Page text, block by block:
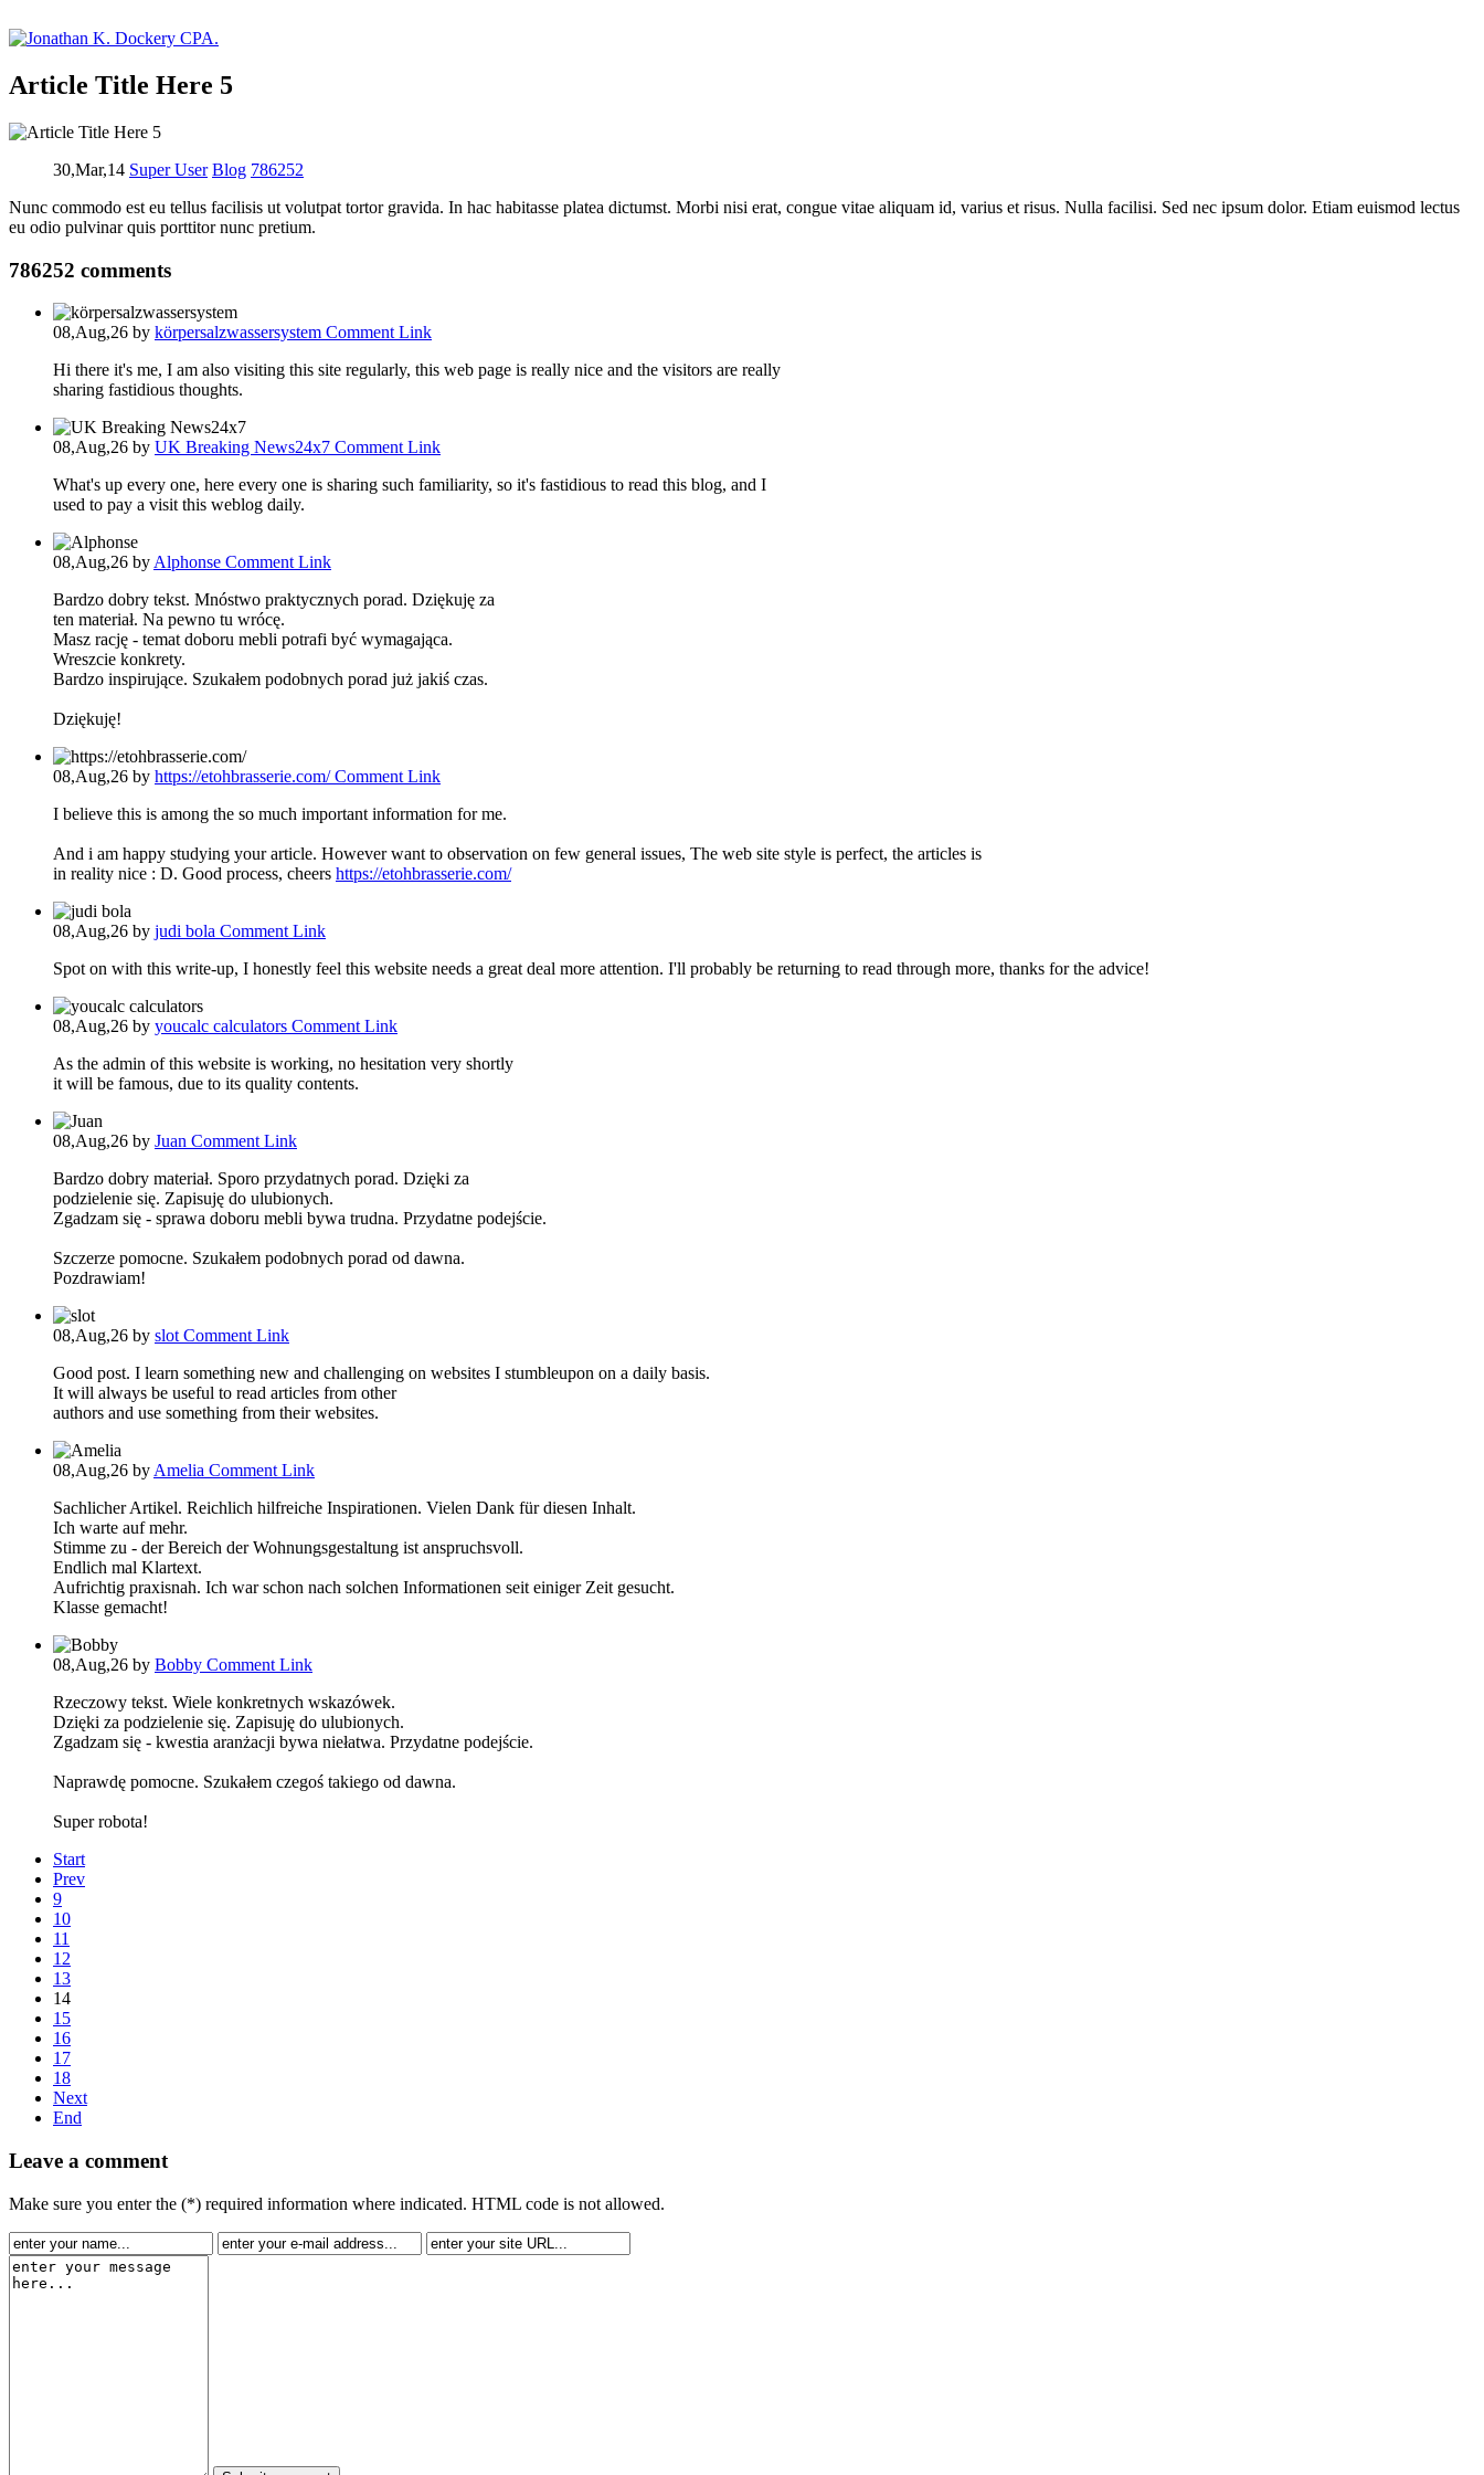
Article Title Here 5
30,Mar,14 Super User Blog 786252
Nunc commodo est eu tellus facilisis ut volutpat tortor gravida. In hac habitasse platea dictumst. Morbi nisi erat, congue vitae aliquam id, varius et risus. Nulla facilisi. Sed nec ipsum dolor. Etiam euismod lectus
eu odio pulvinar quis porttitor nunc pretium.
786252 comments
08,Aug,26 by körpersalzwassersystem Comment Link
Hi there it's me, I am also visiting this site regularly, this web page is really nice and the visitors are really
sharing fastidious thoughts.
08,Aug,26 by UK Breaking News24x7 Comment Link
What's up every one, here every one is sharing such familiarity, so it's fastidious to read this blog, and I
used to pay a visit this weblog daily.
08,Aug,26 by Alphonse Comment Link
Bardzo dobry tekst. Mnóstwo praktycznych porad. Dziękuję za
ten materiał. Na pewno tu wrócę.
Masz rację - temat doboru mebli potrafi być wymagająca.
Wreszcie konkrety.
Bardzo inspirujące. Szukałem podobnych porad już jakiś czas.
Dziękuję!
08,Aug,26 by https://etohbrasserie.com/Comment Link
I believe this is among the so much important information for me.
And i am happy studying your article. However want to observation on few general issues, The web site style is perfect, the articles is
in reality nice : D. Good process, cheers https://etohbrasserie.com/
08,Aug,26 by judi bola Comment Link
Spot on with this write-up, I honestly feel this website needs a great deal more attention. I'll probably be returning to read through more, thanks for the advice!
08,Aug,26 by youcalc calculators Comment Link
As the admin of this website is working, no hesitation very shortly
it will be famous, due to its quality contents.
08,Aug,26 by Juan Comment Link
Bardzo dobry materiał. Sporo przydatnych porad. Dzięki za
podzielenie się. Zapisuję do ulubionych.
Zgadzam się - sprawa doboru mebli bywa trudna. Przydatne podejście.
Szczerze pomocne. Szukałem podobnych porad od dawna.
Pozdrawiam!
08,Aug,26 by slot Comment Link
Good post. I learn something new and challenging on websites I stumbleupon on a daily basis.
It will always be useful to read articles from other
authors and use something from their websites.
08,Aug,26 by Amelia Comment Link
Sachlicher Artikel. Reichlich hilfreiche Inspirationen. Vielen Dank für diesen Inhalt.
Ich warte auf mehr.
Stimme zu - der Bereich der Wohnungsgestaltung ist anspruchsvoll.
Endlich mal Klartext.
Aufrichtig praxisnah. Ich war schon nach solchen Informationen seit einiger Zeit gesucht.
Klasse gemacht!
08,Aug,26 by Bobby Comment Link
Rzeczowy tekst. Wiele konkretnych wskazówek.
Dzięki za podzielenie się. Zapisuję do ulubionych.
Zgadzam się - kwestia aranżacji bywa niełatwa. Przydatne podejście.
Naprawdę pomocne. Szukałem czegoś takiego od dawna.
Super robota!
Start
Prev
9
10
11
12
13
14
15
16
17
18
Next
End
Leave a comment
Make sure you enter the (*) required information where indicated. HTML code is not allowed.